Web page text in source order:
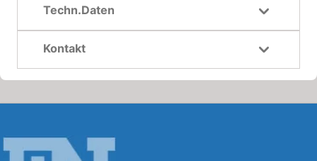
Techn.Daten
Kontakt